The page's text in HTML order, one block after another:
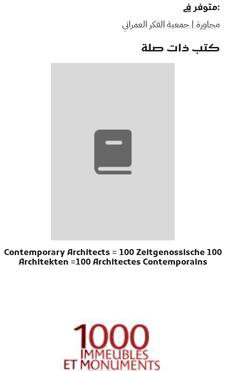
:متوفر في
مجاورة | جمعية الفكر العمراني
كتب ذات صلة
100 Contemporary Architects = 100 Zeitgenossische
Architekten =100 Architectes Contemporains